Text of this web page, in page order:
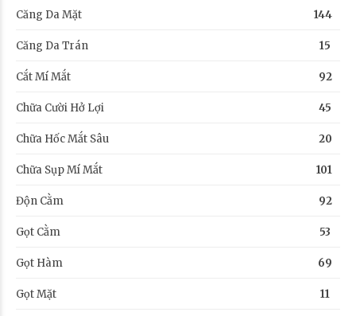
Căng Da Mặt 144
Căng Da Trán 15
Cắt Mí Mắt 92
Chữa Cười Hở Lợi 45
Chữa Hốc Mắt Sâu 20
Chữa Sụp Mí Mắt 101
Độn Cằm 92
Gọt Cằm 53
Gọt Hàm 69
Gọt Mặt 11